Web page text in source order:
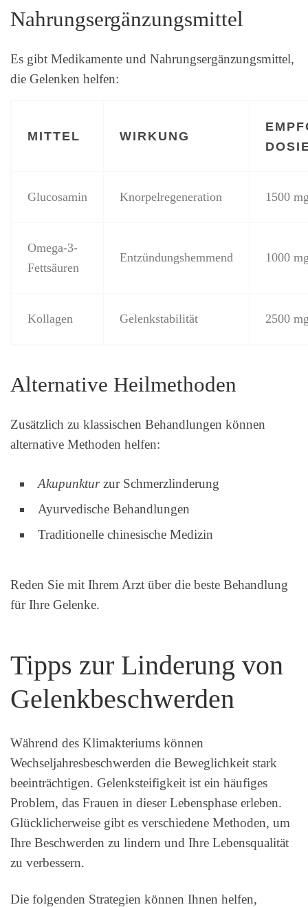
Nahrungsergänzungsmittel
Es gibt Medikamente und Nahrungsergänzungsmittel,
die Gelenken helfen:
MITTEL WIRKUNG
Glucosamin Knorpelregeneration 1500
Omega-3-
Fettsäuren
Entzündungshemmend 1000
Kollagen Gelenkstabilität 2500
Alternative Heilmethoden
Zusätzlich zu klassischen Behandlungen können
alternative Methoden helfen:
Akupunkturzur Schmerzlinderung
Ayurvedische Behandlungen
Traditionelle chinesische Medizin
Reden Sie mit Ihrem Arzt über die beste Behandlung
für Ihre Gelenke.
Tipps zur Linderung von
Gelenkbeschwerden
Während des Klimakteriums können
Wechseljahresbeschwerden die Beweglichkeit stark
beeinträchtigen. Gelenksteifigkeit ist ein häufiges
Problem, das Frauen in dieser Lebensphase erleben.
Glücklicherweise gibt es verschiedene Methoden, um
Ihre Beschwerden zu lindern und Ihre Lebensqualität
zu verbessern.
Die folgenden Strategien können Ihnen helfen,